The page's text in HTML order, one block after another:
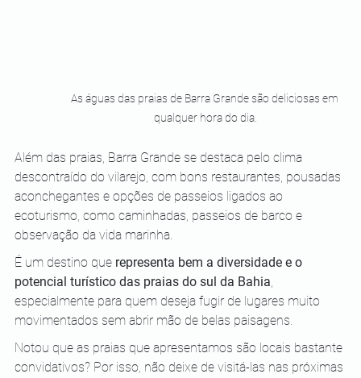
As águas das praias de Barra Grande são deliciosas em
qualquer hora do dia.
Além das praias, Barra Grande se destaca pelo clima
descontraído do vilarejo, com bons restaurantes, pousadas
aconchegantes e opções de passeios ligados ao
ecoturismo, como caminhadas, passeios de barco e
observação da vida marinha.
É um destino que representa bem a diversidade e o
potencial turístico das praias do sul da Bahia,
especialmente para quem deseja fugir de lugares muito
movimentados sem abrir mão de belas paisagens.
Notou que as praias que apresentamos são locais bastante
convidativos? Por isso, não deixe de visitá-las nas próximas